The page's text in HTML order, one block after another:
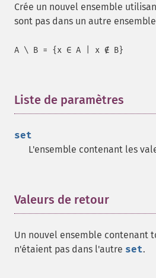
Crée un nouvel ensemble
sont pas dans un autre
A \ B = {x ∈ A | x ∉ B}
Liste de paramètres
set
L'ensemble contenant les
Valeurs de retour
Un nouvel ensemble contenant
n'étaient pas dans l'autre set.